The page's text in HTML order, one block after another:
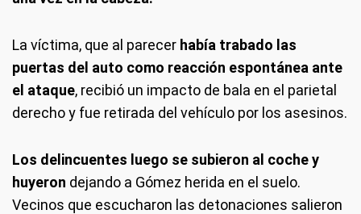
La víctima, que al parecer había trabado las
puertas del auto como reacción espontánea ante
el ataque, recibió un impacto de bala en el parietal
derecho y fue retirada del vehículo por los asesinos.
Los delincuentes luego se subieron al coche y
huyeron dejando a Gómez herida en el suelo.
Vecinos que escucharon las detonaciones salieron